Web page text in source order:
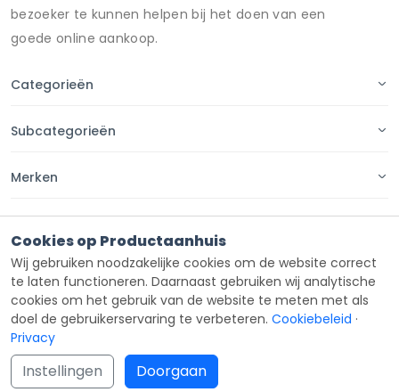
bezoeker te kunnen helpen bij het doen van een
goede online aankoop.
Categorieën
Subcategorieën
Merken
Contact
Copyright © Productaanhuis
Cookies op Productaanhuis
Wij gebruiken noodzakelijke cookies om de website correct
te laten functioneren. Daarnaast gebruiken wij analytische
cookies om het gebruik van de website te meten met als
doel de gebruikerservaring te verbeteren. Cookiebeleid ·
Privacy
Instellingen Doorgaan